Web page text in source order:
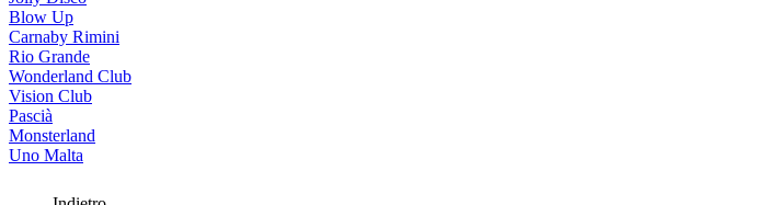
Blow Up
Carnaby Rimini
Rio Grande
Wonderland Club
Vision Club
Pascià
Monsterland
Uno Malta